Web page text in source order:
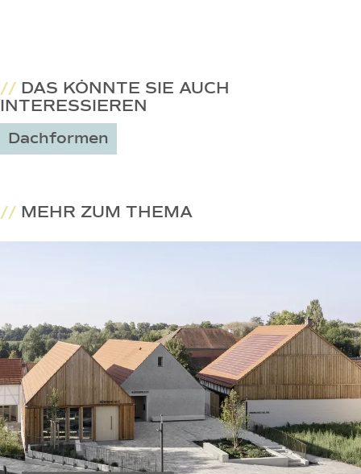
// DAS KÖNNTE SIE AUCH
INTERESSIEREN
Dachformen
// MEHR ZUM THEMA